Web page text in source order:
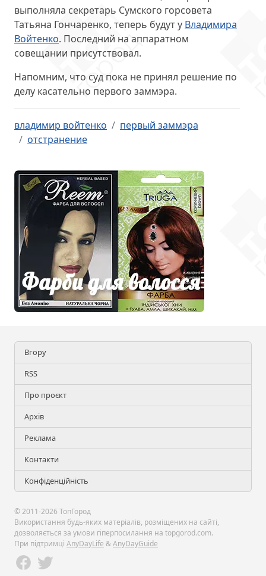
выполняла секретарь Сумского горсовета
Татьяна Гончаренко, теперь будут у Владимира
Войтенко. Последний на аппаратном
совещании присутствовал.
Напомним, что суд пока не принял решение по
делу касательно первого заммэра.
владимир войтенко
первый заммэра
отстранение
Вгору
RSS
Про проєкт
Архів
Реклама
Контакти
Конфіденційність
© 2011-2026 ТопГород
Використання будь-яких матеріалів, розміщених на сайті,
дозволяється за умови гіперпосилання на topgorod.com.
При підтримці AnyDayLife &AnyDayGuide